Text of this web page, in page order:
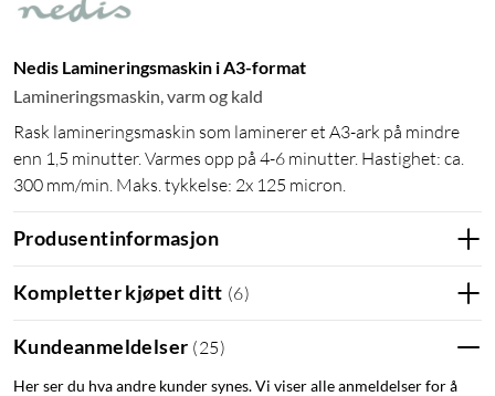
Nedis Lamineringsmaskin i A3-format
Lamineringsmaskin, varm og kald
Rask lamineringsmaskin som laminerer et A3-ark på mindre
enn 1,5 minutter. Varmes opp på 4-6 minutter. Hastighet: ca.
300 mm/min. Maks. tykkelse: 2x 125 micron.
Produsentinformasjon
Kompletter kjøpet ditt (6)
Kundeanmeldelser (25)
Her ser du hva andre kunder synes. Vi viser alle anmeldelser for å